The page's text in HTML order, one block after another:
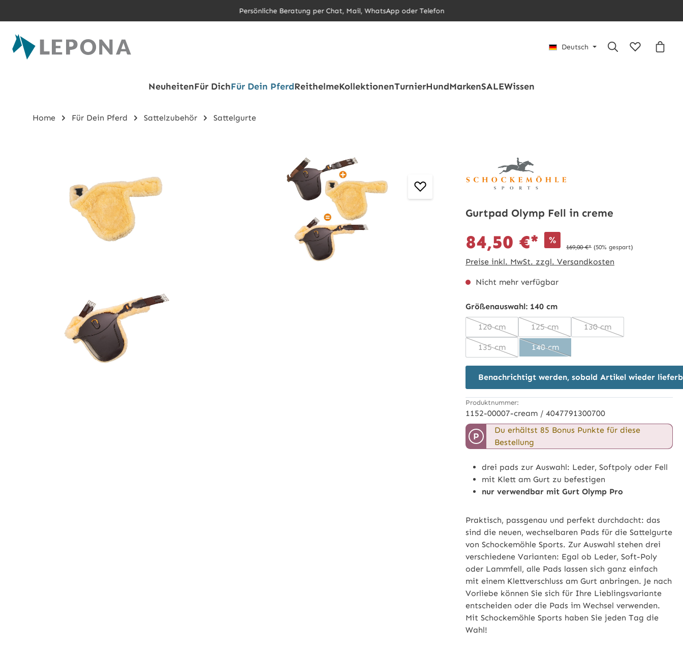
Persönliche Beratung per Chat, Mail, WhatsApp oder Telefon
Deutsch
Du hast 0
NeuheitenFür DichFür Dein PferdReithelmeKollektionenTurnierHundMarkenSALEWissen
Home Für Dein Pferd Sattelzubehör Sattelgurte
Gurtpad Olymp Fell in creme
84,50 €* %
169,00 €* (50% gespart)
Preise inkl. MwSt. zzgl. Versandkosten
Nicht mehr verfügbar
Größenauswahl: 140 cm
120 cm
(Diese Option ist zurzeit nicht verfügbar.)
125 cm
(Diese Option ist zurzeit nicht
130 cm
(Diese Option ist
135 cm
(Diese Option ist zurzeit nicht verfügbar.)
140 cm
(Diese Option ist zurzeit nicht
Benachrichtigt werden, sobald Artikel wieder
Produktnummer:
1152-00007-cream / 4047791300700
P
Du erhältst 85 Bonus Punkte für diese
Bestellung
drei pads zur Auswahl: Leder, Softpoly oder Fell
mit Klett am Gurt zu befestigen
nur verwendbar mit Gurt Olymp Pro
Praktisch, passgenau und perfekt durchdacht: das
sind die neuen, wechselbaren Pads für die Sattelgurte
von Schockemöhle Sports. Zur Auswahl stehen drei
verschiedene Varianten: Egal ob Leder, Soft-Poly
oder Lammfell, alle Pads lassen sich ganz einfach
mit einem Klettverschluss am Gurt anbringen. Je nach
Vorliebe können Sie sich für Ihre Lieblingsvariante
entscheiden oder die Pads im Wechsel verwenden.
Mit Schockemöhle Sports haben Sie jeden Tag die
Wahl!